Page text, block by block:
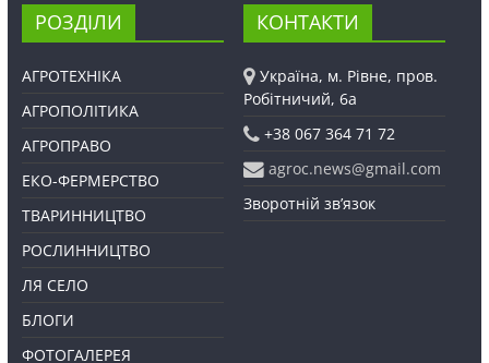
РОЗДІЛИ
АГРОТЕХНІКА
АГРОПОЛІТИКА
АГРОПРАВО
ЕКО-ФЕРМЕРСТВО
ТВАРИННИЦТВО
РОСЛИННИЦТВО
ЛЯ СЕЛО
БЛОГИ
ФОТОГАЛЕРЕЯ
КОНТАКТИ
Україна, м. Рівне, пров.
Робітничий, 6а
+38 067 364 71 72
agroc.news@gmail.com
Зворотній зв’язок